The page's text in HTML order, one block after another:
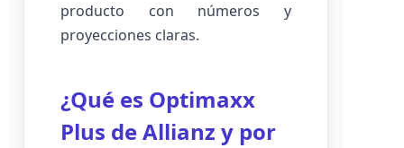
producto con números y
proyecciones claras.
¿Qué es Optimaxx
Plus de Allianz y por